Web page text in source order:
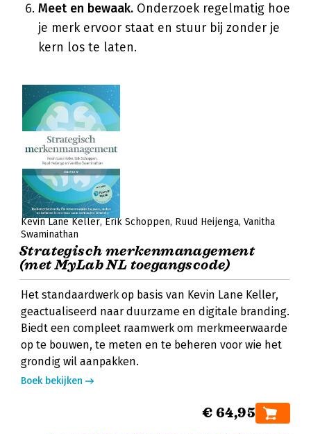
Meet en bewaak. Onderzoek regelmatig hoe
je merk ervoor staat en stuur bij zonder je
kern los te laten.
Kevin Lane Keller Erik Schoppen Ruud Heijenga Vanitha
Swaminathan
Strategisch merkenmanagement
(met MyLab NL toegangscode)
Het standaardwerk op basis van Kevin Lane Keller,
geactualiseerd naar duurzame en digitale branding.
Biedt een compleet raamwerk om merkmeerwaarde
op te bouwen, te meten en te beheren voor wie het
grondig wil aanpakken.
Boek bekijken
€ 64,95